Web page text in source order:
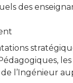
des
de l’Ingénieur